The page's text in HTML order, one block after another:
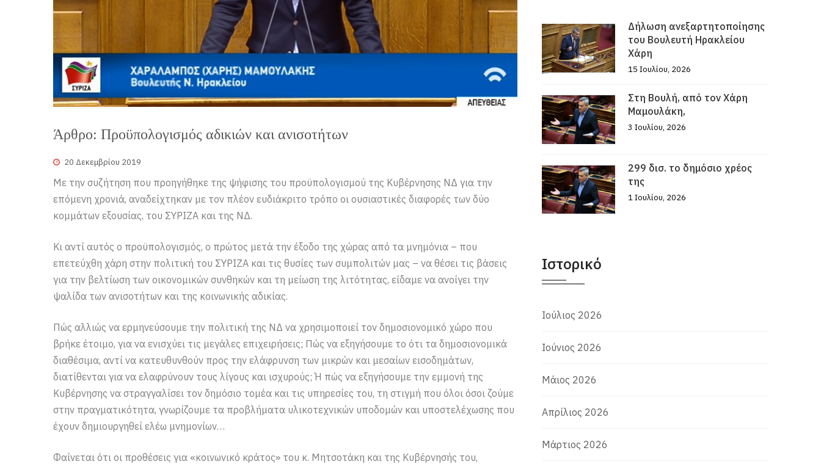
Άρθρο: Προϋπολογισμός αδικιών και ανισοτήτων
20 Δεκεμβρίου 2019
Με την συζήτηση που προηγήθηκε της ψήφισης του προϋπολογισμού της Κυβέρνησης ΝΔ για την
επόμενη χρονιά, αναδείχτηκαν με τον πλέον ευδιάκριτο τρόπο οι ουσιαστικές διαφορές των δύο
κομμάτων εξουσίας, του ΣΥΡΙΖΑ και της ΝΔ.
Κι αντί αυτός ο προϋπολογισμός, ο πρώτος μετά την έξοδο της χώρας από τα μνημόνια – που
επετεύχθη χάρη στην πολιτική του ΣΥΡΙΖΑ και τις θυσίες των συμπολιτών μας – να θέσει τις βάσεις
για την βελτίωση των οικονομικών συνθηκών και τη μείωση της λιτότητας, είδαμε να ανοίγει την
ψαλίδα των ανισοτήτων και της κοινωνικής αδικίας.
Πώς αλλιώς να ερμηνεύσουμε την πολιτική της ΝΔ να χρησιμοποιεί τον δημοσιονομικό χώρο που
βρήκε έτοιμο, για να ενισχύει τις μεγάλες επιχειρήσεις; Πώς να εξηγήσουμε το ότι τα δημοσιονομικά
διαθέσιμα, αντί να κατευθυνθούν προς την ελάφρυνση των μικρών και μεσαίων εισοδημάτων,
διατίθενται για να ελαφρύνουν τους λίγους και ισχυρούς; Ή πώς να εξηγήσουμε την εμμονή της
Κυβέρνησης να στραγγαλίσει τον δημόσιο τομέα και τις υπηρεσίες του, τη στιγμή που όλοι όσοι ζούμε
στην πραγματικότητα, γνωρίζουμε τα προβλήματα υλικοτεχνικών υποδομών και υποστελέχωσης που
έχουν δημιουργηθεί ελέω μνημονίων…
Φαίνεται ότι οι προθέσεις για «κοινωνικό κράτος» του κ. Μητσοτάκη και της Κυβέρνησής του,
Δήλωση ανεξαρτητοποίησης
του Βουλευτή Ηρακλείου
Χάρη
15 Ιουλίου, 2026
Στη Βουλή, από τον Χάρη
Μαμουλάκη,
3 Ιουλίου, 2026
299 δισ. το δημόσιο χρέος
της
1 Ιουλίου, 2026
Ιστορικό
Ιούλιος 2026
Ιούνιος 2026
Μάιος 2026
Απρίλιος 2026
Μάρτιος 2026